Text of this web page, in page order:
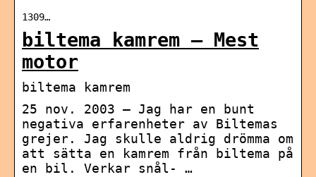
1309…
biltema kamrem – Mest
motor
biltema kamrem
25 nov. 2003 — Jag har en bunt
negativa erfarenheter av Biltemas
grejer. Jag skulle aldrig drömma om
att sätta en kamrem från biltema på
en bil. Verkar snål- …